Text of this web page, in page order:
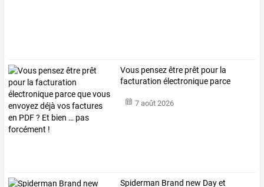
Vous pensezêtre prêt pour la
facturation électronique parce
7 août 2026
Spiderman Brand new Dayet